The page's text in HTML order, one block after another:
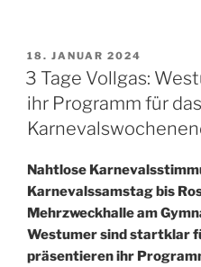
VERÖFFENTLICHT
AM
18. JANUAR 2024
3 Tage Vollgas:
ihr Programm für das
Nahtlose
Karnevalssamstag bis
Mehrzweckhalle am
Westumer sind startklar
präsentieren ihr